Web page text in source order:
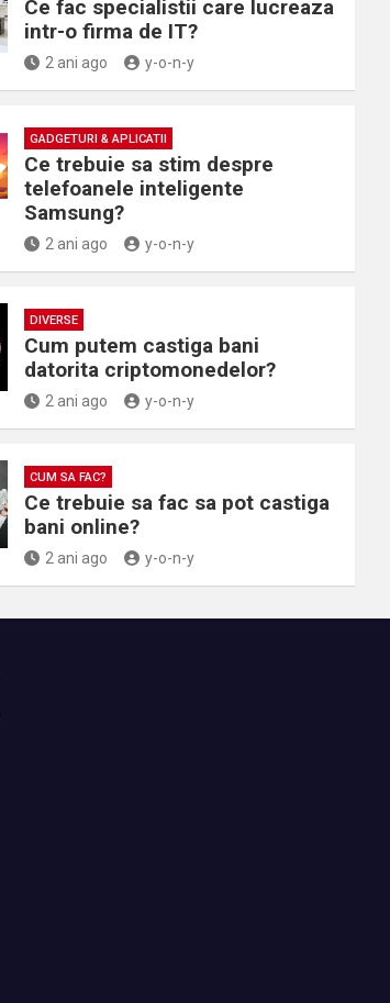
Ce fac specialistii care lucreaza
intr-o firma de IT?
2 ani ago y-o-n-y
GADGETURI & APLICATII
Ce trebuie sa stim despre
telefoanele inteligente
Samsung?
2 ani ago y-o-n-y
DIVERSE
Cum putem castiga bani
datorita criptomonedelor?
2 ani ago y-o-n-y
CUM SA FAC?
Ce trebuie sa fac sa pot castiga
bani online?
2 ani ago y-o-n-y